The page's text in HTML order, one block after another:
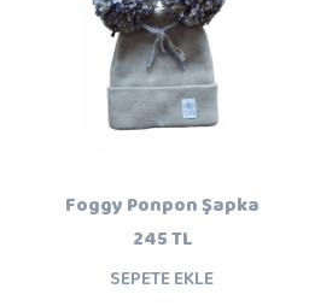
Foggy Ponpon Şapka
245 TL
SEPETE EKLE